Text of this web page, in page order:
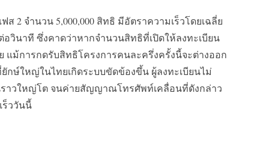
เฟส2 จำนวน5,000,000 สิทธิ มีอัตราความเร็วโดยเฉลี่ย
อวินาที ซึ่งคาดว่าหากจำนวนสิทธิที่เปิดให้ลงทะเบียน
แม้การกดรับสิทธิโครงการคนละครึ่งครั้งนี้จะต่างออก
ษ์ใหญ่ในไทยเกิดระบบขัดข้องขึ้น ผู้ลงทะเบียนไม่
ราวใหญ่โต จนค่ายสัญญาณโทรศัพท์เคลื่อนที่ดังกล่าว
ร็ววันนี้